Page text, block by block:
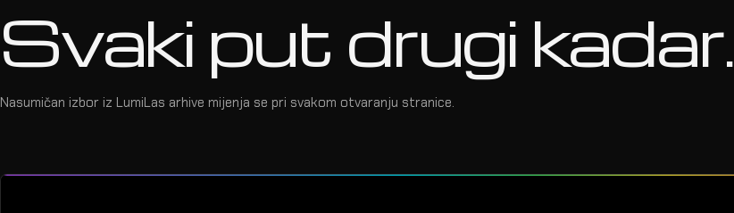
Svaki put drugi kadar.
Nasumičan izbor iz LumiLas arhive mijenja se pri svakom otvaranju stranice.